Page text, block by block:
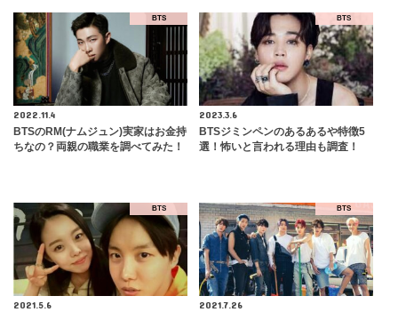
BTS
2022.11.4
BTSのRM(ナムジュン)実家はお金持
ちなの？両親の職業を調べてみた！
BTS
2023.3.6
BTSジミンペンのあるあるや特徴5
選！怖いと言われる理由も調査！
BTS
2021.5.6
BTS
2021.7.26